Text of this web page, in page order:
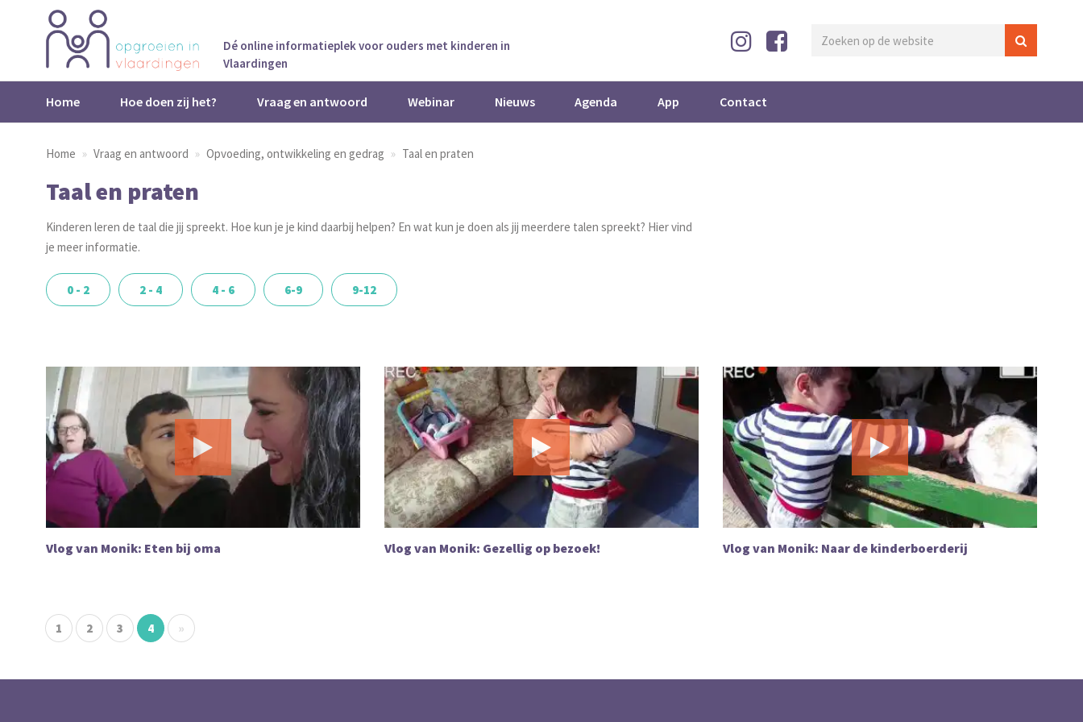
Dé online informatieplek voor ouders met kinderen in
Vlaardingen
Home Hoe doen zij het? Vraag en antwoord Webinar Nieuws Agenda App Contact
Home Vraag en antwoord Opvoeding, ontwikkeling en gedrag Taal en praten
Taal en praten
Kinderen leren de taal die jij spreekt. Hoe kun je je kind daarbij helpen? En wat kun je doen als jij meerdere talen spreekt? Hier vind
je meer informatie.
0 - 2 2 - 4 4 - 6 6-9 9-12
Vlog van Monik: Eten bij oma Vlog van Monik: Gezellig op bezoek! Vlog van Monik: Naar de kinderboerderij
1 2 3 4 »